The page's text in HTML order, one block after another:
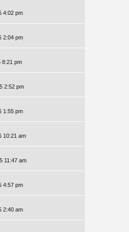
4:02 pm
2:04 pm
8:21 pm
2:52 pm
1:55 pm
10:21 am
11:47 am
4:57 pm
2:40 am